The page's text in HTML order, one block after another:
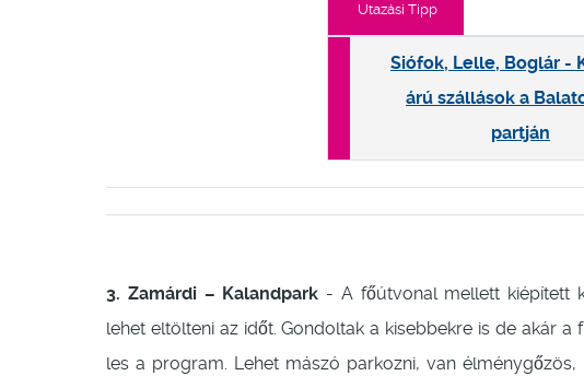
Utazási Tipp
Siófok, Lelle, Boglár -
árú szállások a
partján
3. Zamárdi – Kalandpark - A főútvonal mellett kiépített
lehet eltölteni az időt. Gondoltak a kisebbekre is de akár
les a program. Lehet mászó parkozni, van